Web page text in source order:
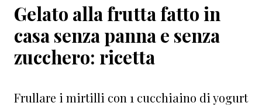
Gelato alla frutta fatto in
casa senza panna e senza
zucchero: ricetta
Frullare i mirtilli con 1 cucchiaino di yogurt